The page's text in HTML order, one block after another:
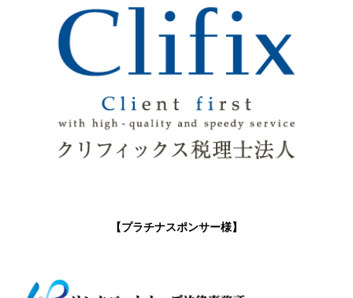
【プラチナスポンサー様】